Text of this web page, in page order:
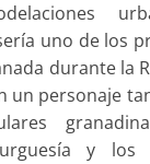
uno de los
durante la
un personaje
y los